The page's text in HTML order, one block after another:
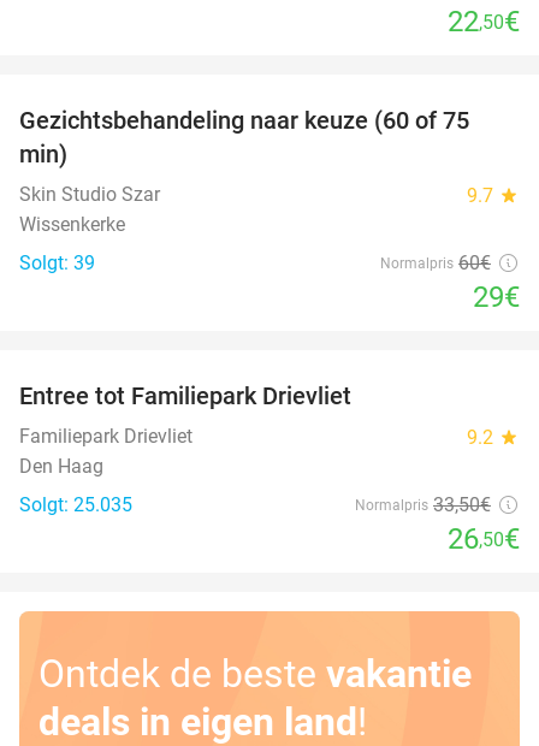
22,50€
52%
Gezichtsbehandeling naar keuze (60 of 75
min)
Skin Studio Szar 9.7 star
Wissenkerke
Solgt: 39
Normalpris 60€
29€
Entree tot Familiepark Drievliet
Familiepark Drievliet 9.2 star
Den Haag
Solgt: 25.035
Normalpris 33,50€
26,50€
Ontdek de beste vakantie
deals in eigen land!